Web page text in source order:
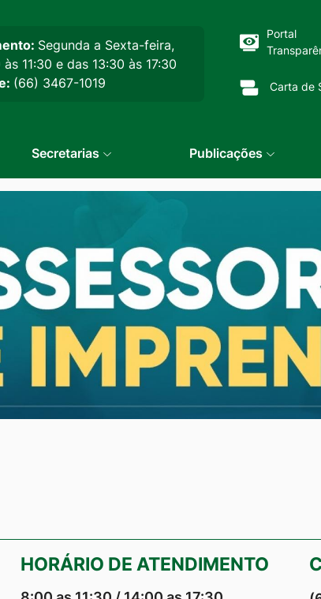
Segunda a Sexta-feira,
11:30 e das 13:30 às 17:30
(66) 3467-1019
Portal
Carta de
Secretarias Publicações
HORÁRIO DE ATENDIMENTO